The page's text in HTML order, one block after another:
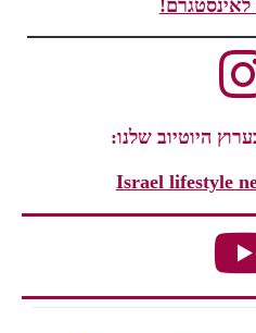
היוטיוב שלנו:
Israel lifestyle